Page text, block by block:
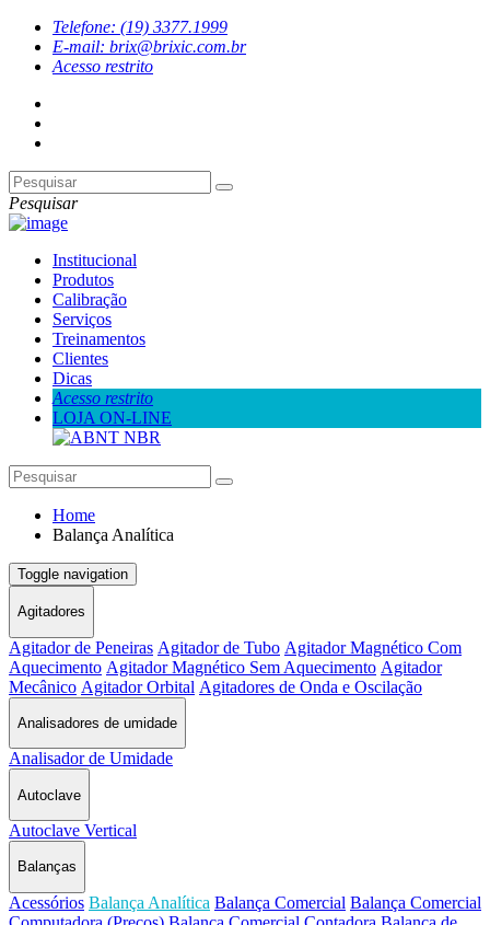
Telefone: (19) 3377.1999
E-mail: brix@brixic.com.br
Acesso restrito
Pesquisar
Institucional
Produtos
Calibração
Serviços
Treinamentos
Clientes
Dicas
Acesso restrito
LOJA ON-LINE
Home
Balança Analítica
Toggle navigation
Agitadores
Agitador de Peneiras Agitador de Tubo Agitador Magnético Com
Aquecimento Agitador Magnético Sem Aquecimento Agitador
Mecânico Agitador Orbital Agitadores de Onda e Oscilação
Analisadores de umidade
Analisador de Umidade
Autoclave
Autoclave Vertical
Balanças
Acessórios Balança Analítica Balança Comercial Balança Comercial